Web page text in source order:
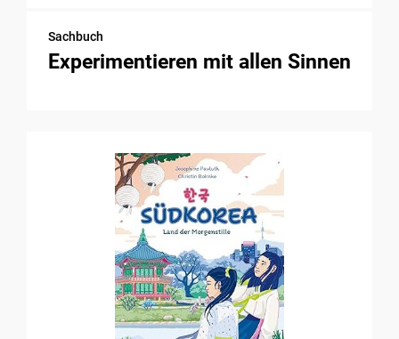
Sachbuch
Experimentieren mit allen Sinnen